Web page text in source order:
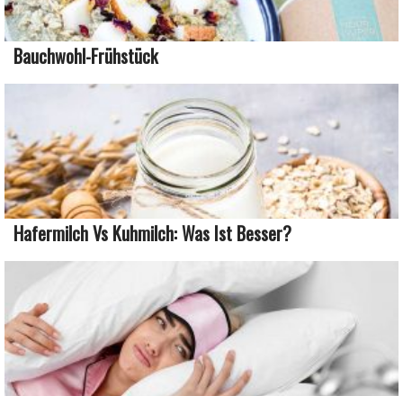
Bauchwohl-Frühstück
Hafermilch Vs Kuhmilch: Was Ist Besser?